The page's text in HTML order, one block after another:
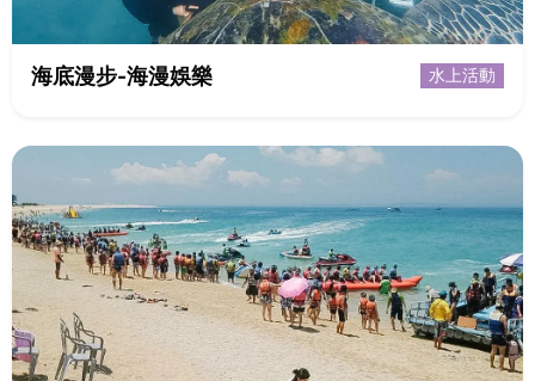
海底漫步-海漫娛樂 水上活動